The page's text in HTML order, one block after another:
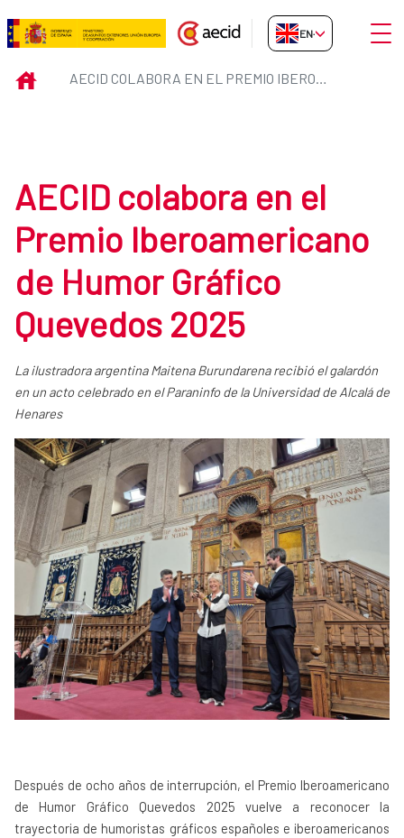
Skip to Main Content
AECID colabora en el Premio
EN-GB
INICIO AECID COLABORA EN EL PREMIO IBEROAMERICANO DE HUMOR GRÁFICO QUEVEDOS 2025
AECID colabora en el
Premio Iberoamericano
de Humor Gráfico
Quevedos 2025
La ilustradora argentina Maitena Burundarena recibió el galardón
en un acto celebrado en el Paraninfo de la Universidad de Alcalá de
Henares
Después de ocho años de interrupción, el Premio Iberoamericano
de Humor Gráfico Quevedos 2025 vuelve a reconocer la
trayectoria de humoristas gráficos españoles e iberoamericanos